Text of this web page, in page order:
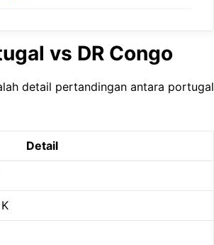
vs DR Congo
detail pertandingan antara portugal
Detail